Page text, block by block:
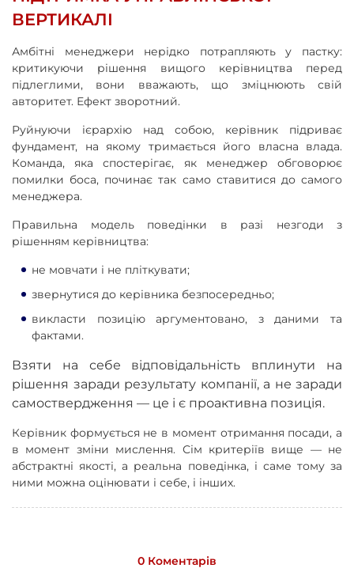
ВЕРТИКАЛІ
Амбітні менеджери нерідко потрапляють у пастку:
критикуючи рішення вищого керівництва перед
підлеглими, вони вважають, що зміцнюють свій
авторитет. Ефект зворотний.
Руйнуючи ієрархію над собою, керівник підриває
фундамент, на якому тримається його власна влада.
Команда, яка спостерігає, як менеджер обговорює
помилки боса, починає так само ставитися до самого
менеджера.
Правильна модель поведінки в разі незгоди з
рішенням керівництва:
не мовчати і не пліткувати;
звернутися до керівника безпосередньо;
викласти позицію аргументовано, з даними та
фактами.
Взяти на себе відповідальність вплинути на
рішення заради результату компанії, а не заради
самоствердження — це і є проактивна позиція.
Керівник формується не в момент отримання посади, а
в момент зміни мислення. Сім критеріїв вище — не
абстрактні якості, а реальна поведінка, і саме тому за
ними можна оцінювати і себе, і інших.
0 Коментарів